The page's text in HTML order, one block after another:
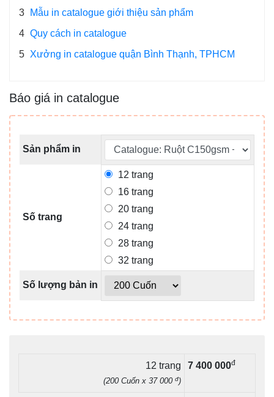
3
Mẫu in catalogue giới thiệu sản phẩm
4 Quy cách in catalogue
5 Xưởng in catalogue quận Bình Thạnh, TPHCM
Báo giá in catalogue
Sản phẩm in
Số trang
12 trang
16 trang
20 trang
24 trang
28 trang
32 trang
Số lượng bản in
12 trang
(200 Cuốn x 37 000 đ)
7 400 000đ